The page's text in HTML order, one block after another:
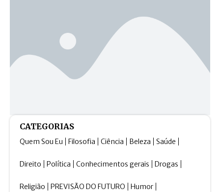
CATEGORIAS
Quem Sou Eu Filosofia Ciência Beleza Saúde
Direito Política Conhecimentos gerais Drogas
Religião PREVISÃO DO FUTURO Humor